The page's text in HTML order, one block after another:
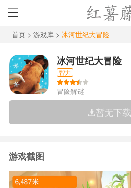
首页 > 游戏库 > 冰河世纪大冒险
冰河世纪大冒险
智力
冒险解谜 |
暂无下载
游戏截图